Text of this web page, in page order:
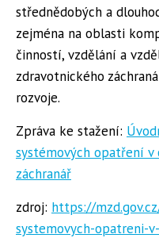
střednědobých a
zejména na oblasti
činností, vzdělání a
zdravotnického
rozvoje.
Zpráva ke stažení:
systémových opatření
záchranář
zdroj: https://
systemovych-opatreni-